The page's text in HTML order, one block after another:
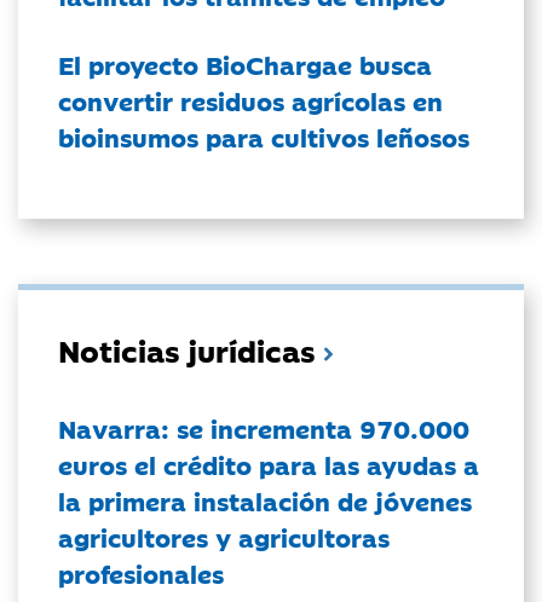
El proyecto BioChargae busca
convertir residuos agrícolas en
bioinsumos para cultivos leñosos
Noticias jurídicas
Navarra: se incrementa 970.000
euros el crédito para las ayudas a
la primera instalación de jóvenes
agricultores y agricultoras
profesionales